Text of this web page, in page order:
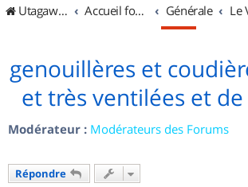
UtagawaVTT (Randos VTT et VTTAE avec traces GPS)
Accueil forum Générale Le
genouillères et
et très ventilées et
Modérateur : Modérateurs des Forums
Répondre